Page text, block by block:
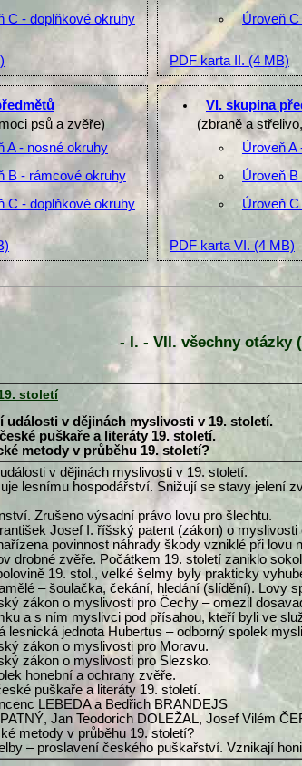
C - doplňkové okruhy
Úroveň
PDF karta II. (4 MB)
psů a zvěře)
A - nosné okruhy
B - rámcové okruhy
C - doplňkové okruhy
VI. skupina
(zbraně a
Úroveň A
Úroveň
Úroveň
PDF karta VI. (4 MB)
- I. - VII. všechny otázky
století
události v dějinách myslivosti v 19. století.
puškaře a literáty 19. století.
metody v průběhu 19. století?
v dějinách myslivosti v 19. století.
lesnímu hospodářství. Snižují se stavy jelení
Zrušeno výsadní právo lovu pro šlechtu.
Josef I. říšský patent (zákon) o
povinnost náhrady škody vzniklé při lovu
drobné zvěře. Počátkem 19. století zaniklo
19. stol., velké šelmy byly prakticky
– šoulačka, čekání, hledání (slídění). Lovy
zákon o myslivosti pro Čechy – omezil
a s ním myslivci pod přísahou, kteří byli ve
lesnická jednota Hubertus – odborný spolek
zákon o myslivosti pro Moravu.
zákon o myslivosti pro Slezsko.
honební a ochrany zvěře.
puškaře a literáty 19. století.
LEBEDA a Bedřich BRANDEJS
Jan Teodorich DOLEŽAL, Josef Vilém
metody v průběhu 19. století?
– proslavení českého puškařství. Vznikají